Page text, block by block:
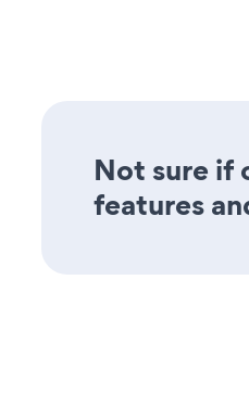
Not sure if
features